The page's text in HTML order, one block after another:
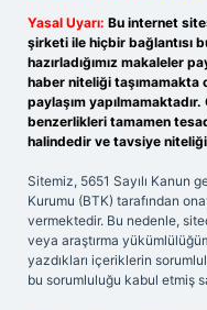
Yasal Uyarı: Bu internet
şirketi ile hiçbir bağlantısı
hazırladığımız makaleler
haber niteliği taşımamakta
paylaşım
benzerlikleri tamamen
halindedir ve tavsiye niteliği
Sitemiz, 5651 Sayılı Kanun
Kurumu (BTK) tarafından
vermektedir. Bu nedenle,
veya araştırma
yazdıkları içeriklerin
bu sorumluluğu kabul etmiş